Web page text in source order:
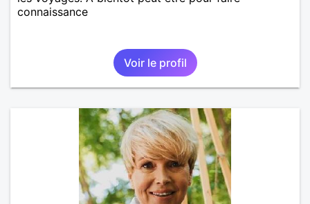
connaissance
Voir le profil